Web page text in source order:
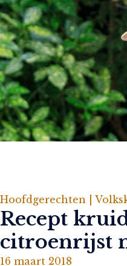
Hoofdgerechten |
Recept
citroenrijst
16 maart 2018